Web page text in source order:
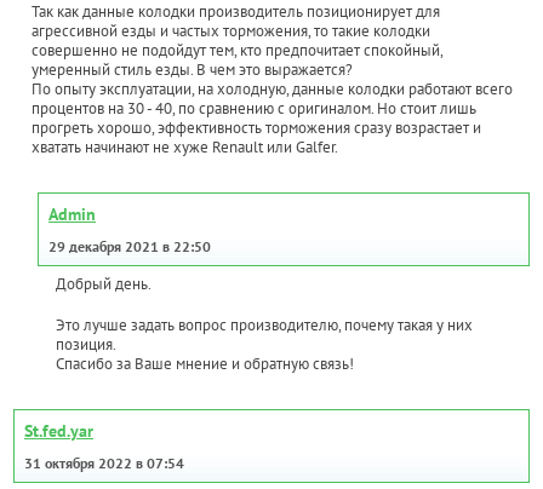
Так как данные колодки производитель позиционирует для
агрессивной езды и частых торможения, то такие колодки
совершенно не подойдут тем, кто предпочитает спокойный,
умеренный стиль езды. В чем это выражается?
По опыту эксплуатации, на холодную, данные колодки работают всего
процентов на 30 - 40, по сравнению с оригиналом. Но стоит лишь
прогреть хорошо, эффективность торможения сразу возрастает и
хватать начинают не хуже Renault или Galfer.
Admin
29 декабря 2021 в 22:50
Добрый день.
Это лучше задать вопрос производителю, почему такая у них
позиция.
Спасибо за Ваше мнение и обратную связь!
St.fed.yar
31 октября 2022 в 07:54